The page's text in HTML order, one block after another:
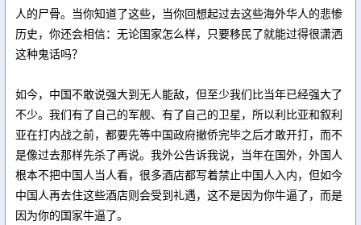
人的尸骨。当你知道了这些，当你回想起过去这些海外华人的悲惨
历史，你还会相信：无论国家怎么样，只要移民了就能过得很潇洒
这种鬼话吗？
如今，中国不敢说强大到无人能敌，但至少我们比当年已经强大了
不少。我们有了自己的军舰、有了自己的卫星，所以利比亚和叙利
亚在打内战之前，都要先等中国政府撤侨完毕之后才敢开打，而不
是像过去那样先杀了再说。我外公告诉我说，当年在国外，外国人
根本不把中国人当人看，很多酒店都写着禁止中国人入内，但如今
中国人再去住这些酒店则会受到礼遇，这不是因为你牛逼了，而是
因为你的国家牛逼了。